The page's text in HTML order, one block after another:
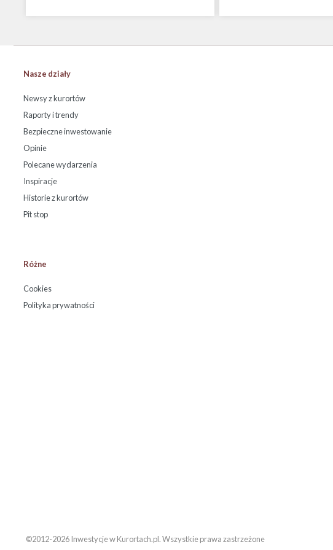
Nasze działy
Newsy z kurortów
Raporty i trendy
Bezpieczne inwestowanie
Opinie
Polecane wydarzenia
Inspiracje
Historie z kurortów
Pit stop
Różne
Cookies
Polityka prywatności
©2012-2026 Inwestycje w Kurortach.pl. Wszystkie prawa zastrzeżone